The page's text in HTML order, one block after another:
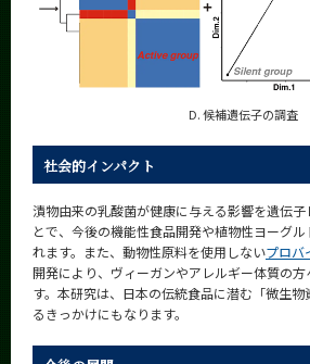
D. 候補遺伝子の調査
社会的インパクト
漬物由来の乳酸菌が健康に与える影響を遺伝
とで、今後の機能性食品開発や植物性ヨーグ
れます。また、動物性原料を使用しないプロバ
開発により、ヴィーガンやアレルギー体質の
す。本研究は、日本の伝統食品に潜む「微生
るきっかけにもなります。